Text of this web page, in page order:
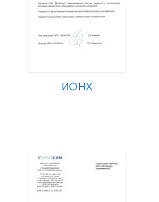
ИОНХ